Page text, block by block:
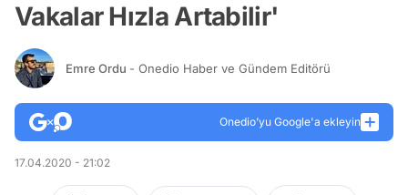
Vakalar Hızla Artabilir'
Emre Ordu - Onedio Haber ve Gündem Editörü
Onedio’yu Google'a ekleyin
17.04.2020 - 21:02